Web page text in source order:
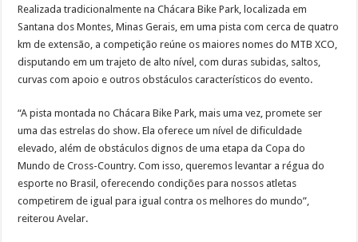
Realizada tradicionalmente na Chácara Bike Park, localizada em
Santana dos Montes, Minas Gerais, em uma pista com cerca de quatro
km de extensão, a competição reúne os maiores nomes do MTB XCO,
disputando em um trajeto de alto nível, com duras subidas, saltos,
curvas com apoio e outros obstáculos característicos do evento.
“A pista montada no Chácara Bike Park, mais uma vez, promete ser
uma das estrelas do show. Ela oferece um nível de dificuldade
elevado, além de obstáculos dignos de uma etapa da Copa do
Mundo de Cross-Country. Com isso, queremos levantar a régua do
esporte no Brasil, oferecendo condições para nossos atletas
competirem de igual para igual contra os melhores do mundo”,
reiterou Avelar.